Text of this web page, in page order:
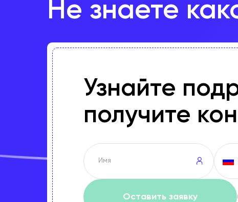
Не знаете
Узнайте
получите
Оставить заявку